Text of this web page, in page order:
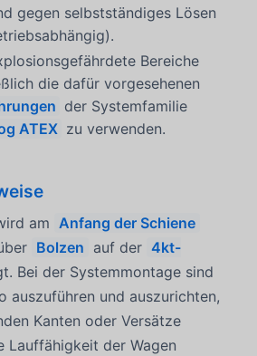
gegen selbstständiges Lösen
Bereiche
die dafür vorgesehenen
der Systemfamilie
ATEX zu verwenden.
am Anfang der Schiene
Bolzen auf der 4kt-
Bei der Systemmontage sind
auszuführen und auszurichten,
Kanten oder Versätze
Lauffähigkeit der Wagen